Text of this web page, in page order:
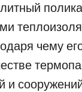
чему
и